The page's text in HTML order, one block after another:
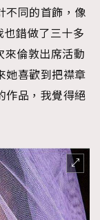
不同的首飾，像
也錯做了三十多
來倫敦出席活動
她喜歡到把襟章
作品，我覺得絕